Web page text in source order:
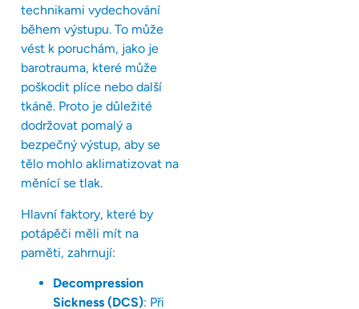
technikami vydechování
během výstupu. To může
vést k poruchám, jako je
barotrauma, které může
poškodit plíce nebo další
tkáně. Proto je důležité
dodržovat pomalý a
bezpečný výstup, aby se
tělo mohlo aklimatizovat na
měnící se tlak.
Hlavní faktory, které by
potápěči měli mít na
paměti, zahrnují:
Decompression
Sickness (DCS): Při